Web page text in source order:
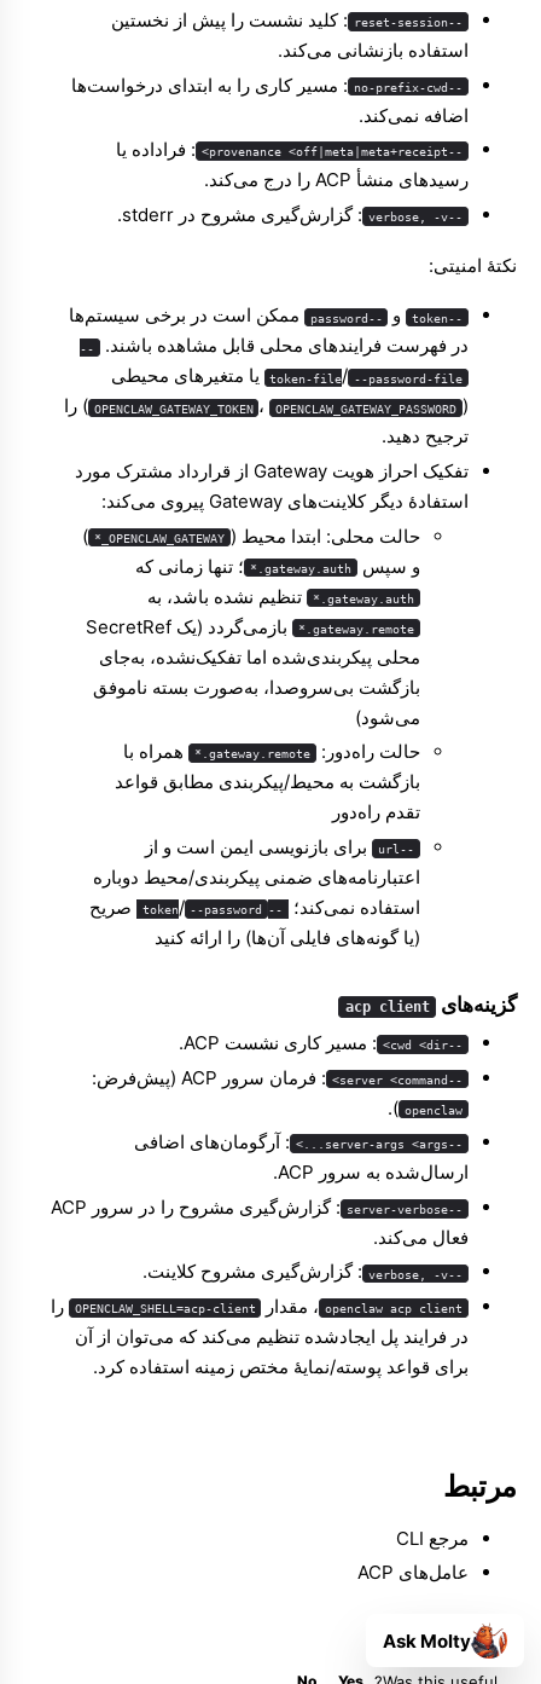
--reset-session
: کلید نشست را پیش از نخستین
استفاده بازنشانی می‌کند.
--no-prefix-cwd
: مسیر کاری را به ابتدای درخواست‌ها
اضافه نمی‌کند.
--provenance <off|meta|meta+receipt>
: فراداده یا
رسیدهای منشأ ACP را درج می‌کند.
--verbose, -v : گزارش‌گیری مشروح در stderr.
نکتهٔ امنیتی:
--token و --password
ممکن است در برخی سیستم‌ها
در فهرست فرایندهای محلی قابل مشاهده باشند.
--
token-file/ --password-file
یا متغیرهای محیطی
(
OPENCLAW_GATEWAY_TOKEN ، OPENCLAW_GATEWAY_PASSWORD
) را
ترجیح دهید.
تفکیک احراز هویت Gateway از قرارداد مشترک مورد
استفادهٔ دیگر کلاینت‌های Gateway پیروی می‌کند:
حالت محلی: ابتدا محیط ( OPENCLAW_GATEWAY_*
)
و سپس
gateway.auth.* ؛ تنها زمانی که
gateway.auth.* تنظیم نشده باشد، به
gateway.remote.*
بازمی‌گردد (یک SecretRef
محلی پیکربندی‌شده اما تفکیک‌نشده، به‌جای
بازگشت بی‌سروصدا، به‌صورت بسته ناموفق
می‌شود)
حالت راه‌دور:
gateway.remote.*
همراه با
بازگشت به محیط/پیکربندی مطابق قواعد
تقدم راه‌دور
--url
برای بازنویسی ایمن است و از
اعتبارنامه‌های ضمنی پیکربندی/محیط دوباره
استفاده نمی‌کند؛
--token
/ --password
صریح
(یا گونه‌های فایلی آن‌ها) را ارائه کنید
گزینه‌های acp client
--cwd <dir> : مسیر کاری نشست ACP.
--server <command> : فرمان سرور ACP (پیش‌فرض:
openclaw
).
--server-args <args...>
: آرگومان‌های اضافی
ارسال‌شده به سرور ACP.
--server-verbose
: گزارش‌گیری مشروح را در سرور ACP
فعال می‌کند.
--verbose, -v : گزارش‌گیری مشروح کلاینت.
openclaw acp client ، مقدار OPENCLAW_SHELL=acp-client
را
در فرایند پل ایجادشده تنظیم می‌کند که می‌توان از آن
برای قواعد پوسته/نمایهٔ مختص زمینه استفاده کرد.
مرتبط
مرجع CLI
عامل‌های ACP
Ask Molty
Molty